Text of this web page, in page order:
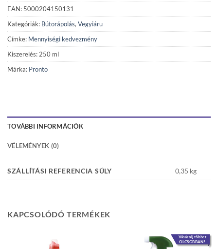
EAN: 5000204150131
Kategóriák: Bútorápolás, Vegyiáru
Címke: Mennyiségi kedvezmény
Kiszerelés: 250 ml
Márka: Pronto
TOVÁBBI INFORMÁCIÓK
VÉLEMÉNYEK (0)
SZÁLLÍTÁSI REFERENCIA SÚLY 0,35 kg
KAPCSOLÓDÓ TERMÉKEK
Vásárolj többet
OLCSÓBBAN!